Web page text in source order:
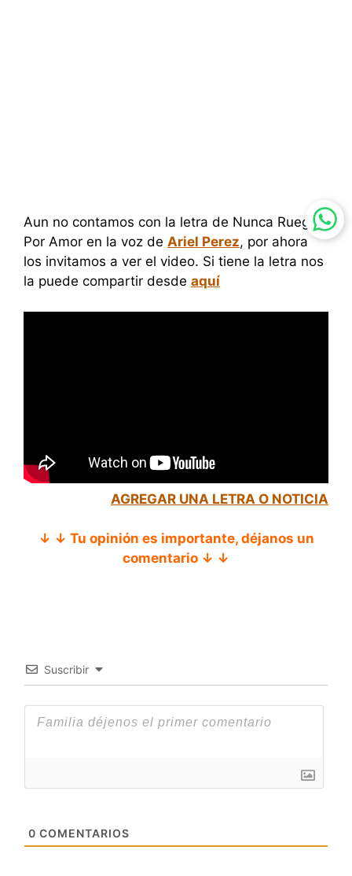
Aun no contamos con la letra de Nunca Ruegue
Por Amor en la voz de Ariel Perez, por ahora
los invitamos a ver el video. Si tiene la letra nos
la puede compartir desde aquí
AGREGAR UNA LETRA O NOTICIA
↓ ↓ Tu opinión es importante, déjanos un
comentario ↓ ↓
Suscribir
0 COMENTARIOS